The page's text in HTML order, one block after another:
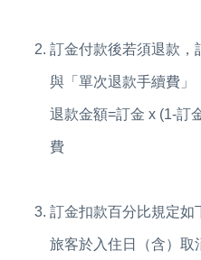
訂金付款後若須退款，
與「單次退款手續費」
退款金額=訂金 x (1-訂
費
訂金扣款百分比規定如
旅客於入住日（含）取